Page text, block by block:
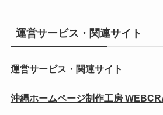
運営サービス・関連サイト
運営サービス・関連サイト
沖縄ホームページ制作工房